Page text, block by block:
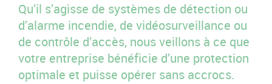
Qu’il s’agisse de systèmes de détection ou
d’alarme incendie, de vidéosurveillance ou
de contrôle d’accès, nous veillons à ce que
votre entreprise bénéficie d’une protection
optimale et puisse opérer sans accrocs.